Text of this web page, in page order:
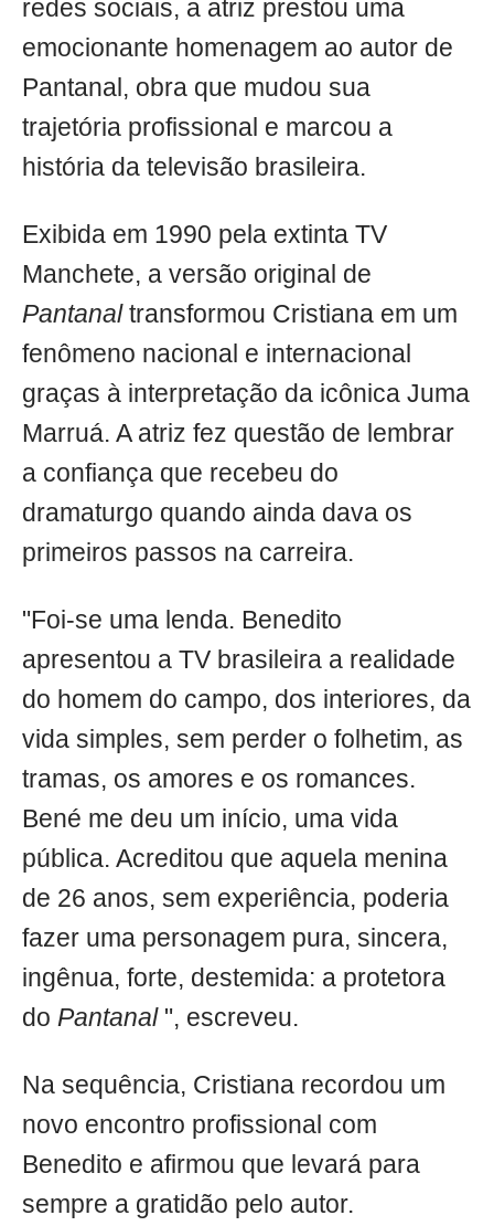
redes sociais, a atriz prestou uma
emocionante homenagem ao autor de
Pantanal, obra que mudou sua
trajetória profissional e marcou a
história da televisão brasileira.
Exibida em 1990 pela extinta TV
Manchete, a versão original de
Pantanal transformou Cristiana em um
fenômeno nacional e internacional
graças à interpretação da icônica Juma
Marruá. A atriz fez questão de lembrar
a confiança que recebeu do
dramaturgo quando ainda dava os
primeiros passos na carreira.
"Foi-se uma lenda. Benedito
apresentou a TV brasileira a realidade
do homem do campo, dos interiores, da
vida simples, sem perder o folhetim, as
tramas, os amores e os romances.
Bené me deu um início, uma vida
pública. Acreditou que aquela menina
de 26 anos, sem experiência, poderia
fazer uma personagem pura, sincera,
ingênua, forte, destemida: a protetora
do Pantanal ", escreveu.
Na sequência, Cristiana recordou um
novo encontro profissional com
Benedito e afirmou que levará para
sempre a gratidão pelo autor.